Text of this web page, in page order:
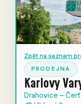
Zpět na seznam
PRODEJNA
Karlovy
Drahovice –